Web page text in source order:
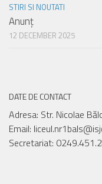
STIRI SI NOUTATI
Anunț
12 DECEMBER 2025
DATE DE CONTACT
Adresa: Str. Nicolae
Email:
Secretariat: